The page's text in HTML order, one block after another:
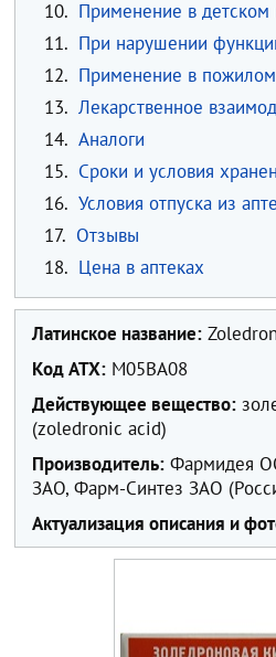
10. Применение в детском
11. При нарушении
12. Применение в пожилом
13. Лекарственное
14. Аналоги
15. Сроки и условия
16. Условия отпуска из
17. Отзывы
18. Цена в аптеках
Латинское название:
Код ATX: M05BA08
Действующее вещество:
(zoledronic acid)
Производитель: Фармидея
ЗАО, Фарм-Синтез ЗАО
Актуализация описания и